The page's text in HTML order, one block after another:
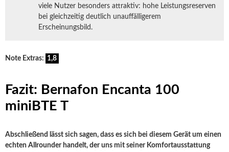
viele Nutzer besonders attraktiv: hohe Leistungsreserven
bei gleichzeitig deutlich unauffälligerem
Erscheinungsbild.
Note Extras: 1,8
Fazit: Bernafon Encanta 100
miniBTE T
Abschließend lässt sich sagen, dass es sich bei diesem Gerät um einen
echten Allrounder handelt, der uns mit seiner Komfortausstattung